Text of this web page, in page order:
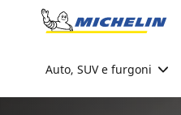
Go to page content
Auto, SUV e furgoni